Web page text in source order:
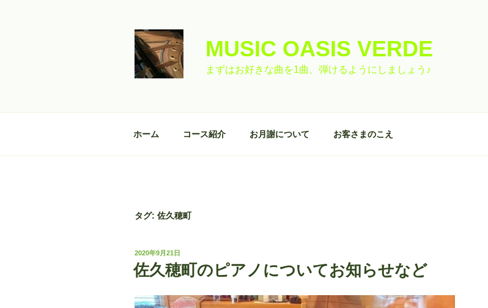
MUSIC OASIS VERDE
まずはお好きな曲を1曲、弾けるようにしましょう♪
ホーム コース紹介 お月謝について お客さまのこえ
タグ: 佐久穂町
投
稿
日:
2020年9月21日
佐久穂町のピアノについてお知らせなど